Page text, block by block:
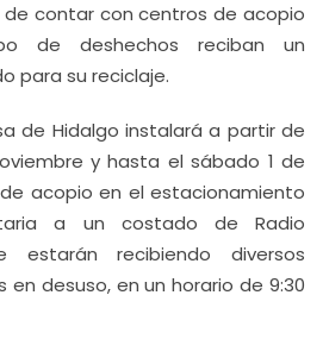
contar con centros de acopio
de deshechos reciban un
para su reciclaje.
de Hidalgo instalará a partir de
y hasta el sábado 1 de
acopio en el estacionamiento
a un costado de Radio
estarán recibiendo diversos
desuso, en un horario de 9:30